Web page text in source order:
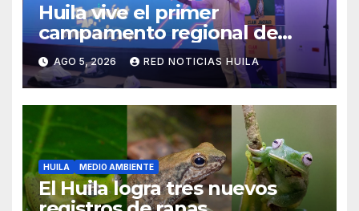
Huila vive el primer
campamento regional de
Tecnologías Para Aprender
AGO 5, 2026 RED NOTICIAS HUILA
HUILA MEDIO AMBIENTE
El Huila logra tres nuevos